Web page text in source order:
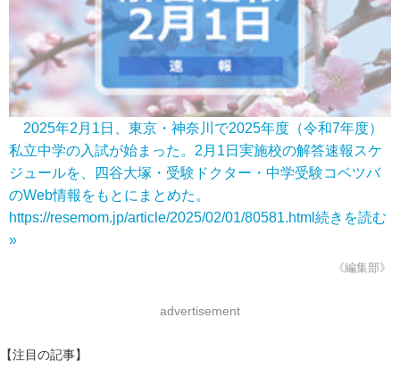
2025年2月1日、東京・神奈川で2025年度（令和7年度）
私立中学の入試が始まった。2月1日実施校の解答速報スケ
ジュールを、四谷大塚・受験ドクター・中学受験コベツバ
のWeb情報をもとにまとめた。
https://resemom.jp/article/2025/02/01/80581.html 続きを読む
»
《編集部》
advertisement
【注目の記事】